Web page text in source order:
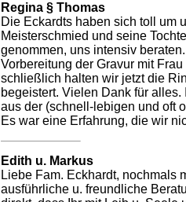
Regina § Thomas
Die Eckardts haben sich toll um
Meisterschmied und seine
genommen, uns intensiv
Vorbereitung der Gravur mit
schließlich halten wir jetzt die
begeistert. Vielen Dank für
aus der (schnell-lebigen und oft
Es war eine Erfahrung, die wir
Edith u. Markus
Liebe Fam. Eckhardt, nochmals
ausführliche u. freundliche